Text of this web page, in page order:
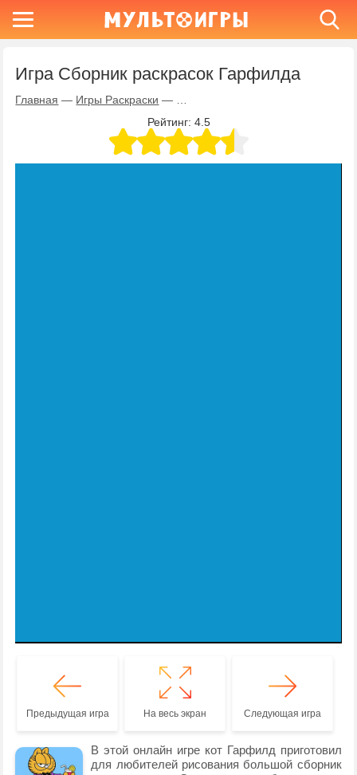
Игра Сборник раскрасок Гарфилда
Главная — Игры Раскраски —
Рейтинг: 4.5
Предыдущая игра На весь экран Следующая игра
В этой онлайн игре кот Гарфилд приготовил
для любителей рисования большой сборник